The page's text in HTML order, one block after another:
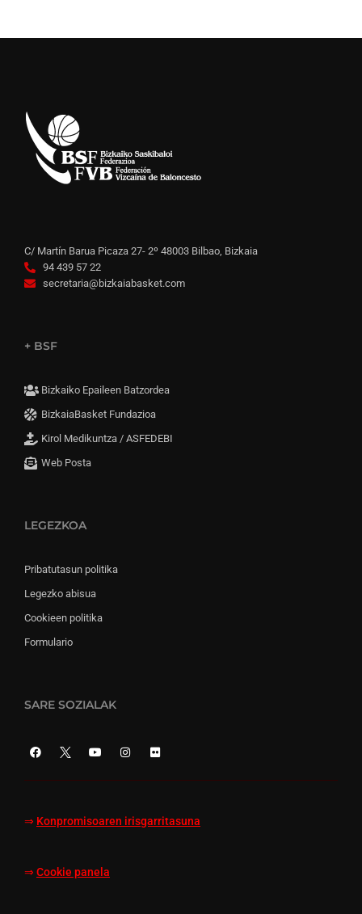
C/ Martín Barua Picaza 27- 2º 48003 Bilbao, Bizkaia
94 439 57 22
secretaria@bizkaiabasket.com
+ BSF
Bizkaiko Epaileen Batzordea
BizkaiaBasket Fundazioa
Kirol Medikuntza / ASFEDEBI
Web Posta
LEGEZKOA
Pribatutasun politika
Legezko abisua
Cookieen politika
Formulario
SARE SOZIALAK
⇒ Konpromisoaren irisgarritasuna
⇒ Cookie panela